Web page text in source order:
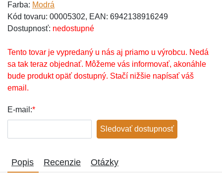
Farba: Modrá
Kód tovaru: 00005302, EAN: 6942138916249
Dostupnosť: nedostupné
Tento tovar je vypredaný u nás aj priamo u výrobcu. Nedá
sa tak teraz objednať. Môžeme vás informovať, akonáhle
bude produkt opäť dostupný. Stačí nižšie napísať váš
email.
E-mail:*
Sledovať dostupnosť
Popis Recenzie Otázky